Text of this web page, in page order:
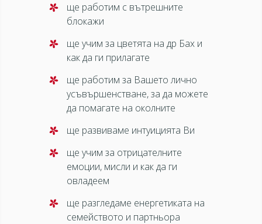
ще работим с вътрешните
блокажи
ще учим за цветята на др Бах и
как да ги прилагате
ще работим за Вашето лично
усъвършенстване, за да можете
да помагате на околните
ще развиваме интуицията Ви
ще учим за отрицателните
емоции, мисли и как да ги
овладеем
ще разгледаме енергетиката на
семейството и партньора